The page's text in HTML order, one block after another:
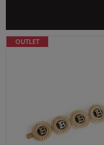
OUTLET